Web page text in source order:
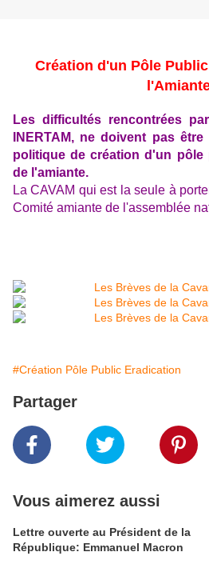
Création d'un Pôle
Les difficultés rencontrées
INERTAM, ne doivent pas
politique de création d'un pôle
de l'amiante.
La CAVAM qui est la seule à
Comité amiante de l'assemblée
#Création Pôle Public Eradication
Partager
Vous aimerez aussi
Lettre ouverte au Président de la
République: Emmanuel Macron